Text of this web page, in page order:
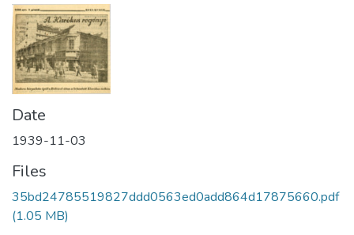
About us
Date
1939-11-03
Files
35bd24785519827ddd0563ed0add864d17875660.pdf
(1.05 MB)